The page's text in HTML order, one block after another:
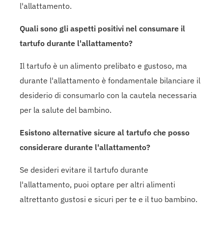
l'allattamento.
Quali sono gli aspetti positivi nel consumare il
tartufo durante l'allattamento?
Il tartufo è un alimento prelibato e gustoso, ma
durante l'allattamento è fondamentale bilanciare il
desiderio di consumarlo con la cautela necessaria
per la salute del bambino.
Esistono alternative sicure al tartufo che posso
considerare durante l'allattamento?
Se desideri evitare il tartufo durante
l'allattamento, puoi optare per altri alimenti
altrettanto gustosi e sicuri per te e il tuo bambino.